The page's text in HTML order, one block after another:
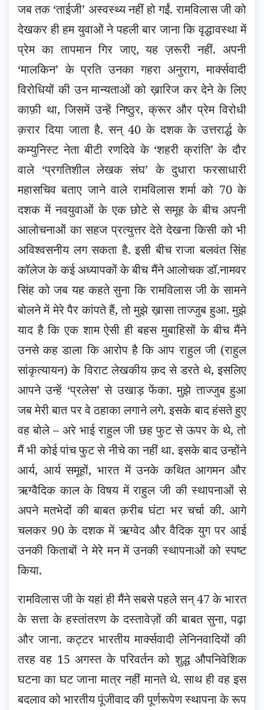
जब तक ‘ताईजी’ अस्वस्थ्य नहीं हो गईं. रामविलास जी को
देखकर ही हम युवाओं ने पहली बार जाना कि वृद्धावस्था में
प्रेम का तापमान गिर जाए, यह ज़रूरी नहीं. अपनी
‘मालकिन’ के प्रति उनका गहरा अनुराग, मार्क्सवादी
विरोधियों की उन मान्यताओं को ख़ारिज कर देने के लिए
काफ़ी था, जिसमें उन्हें निष्ठुर, क्रूर और प्रेम विरोधी
क़रार दिया जाता है. सन् 40 के दशक के उत्तरार्द्ध के
कम्युनिस्ट नेता बीटी रणदिवे के ‘शहरी क्रांति’ के दौर
वाले ‘प्रगतिशील लेखक संघ’ के दुधारा फरसाधारी
महासचिव बताए जाने वाले रामविलास शर्मा को 70 के
दशक में नवयुवाओं के एक छोटे से समूह के बीच अपनी
आलोचनाओं का सहज प्रत्युत्तर देते देखना किसी को भी
अविश्वसनीय लग सकता है. इसी बीच राजा बलवंत सिंह
कॉलेज के कई अध्यापकों के बीच मैंने आलोचक डॉ.नामवर
सिंह को जब यह कहते सुना कि रामविलास जी के सामने
बोलने में मेरे पैर कांपते हैं, तो मुझे ख़ासा ताज्जुब हुआ. मुझे
याद है कि एक शाम ऐसी ही बहस मुबाहिसों के बीच मैंने
उनसे कह डाला कि आरोप है कि आप राहुल जी (राहुल
सांकृत्यायन) के विराट लेखकीय क़द से डरते थे, इसलिए
आपने उन्हें ‘प्रलेस’ से उखाड़ फेंका. मुझे ताज्जुब हुआ
जब मेरी बात पर वे ठहाका लगाने लगे. इसके बाद हंसते हुए
वह बोले – अरे भाई राहुल जी छह फुट से ऊपर के थे, तो
मैं भी कोई पांच फुट से नीचे का नहीं था. इसके बाद उन्होंने
आर्य, आर्य समूहों, भारत में उनके कथित आगमन और
ऋग्वैदिक काल के विषय में राहुल जी की स्थापनाओं से
अपने मतभेदों की बाबत क़रीब घंटा भर चर्चा की. आगे
चलकर 90 के दशक में ऋग्वेद और वैदिक युग पर आई
उनकी किताबों ने मेरे मन में उनकी स्थापनाओं को स्पष्ट
किया.
रामविलास जी के यहां ही मैंने सबसे पहले सन् 47 के भारत
के सत्ता के हस्तांतरण के दस्तावेज़ों की बाबत सुना, पढ़ा
और जाना. कट्टर भारतीय मार्क्सवादी लेनिनवादियों की
तरह वह 15 अगस्त के परिवर्तन को शुद्ध औपनिवेशिक
घटना का घट जाना मात्र नहीं मानते थे. साथ ही वह इस
बदलाव को भारतीय पूंजीवाद की पूर्णरूपेण स्थापना के रूप